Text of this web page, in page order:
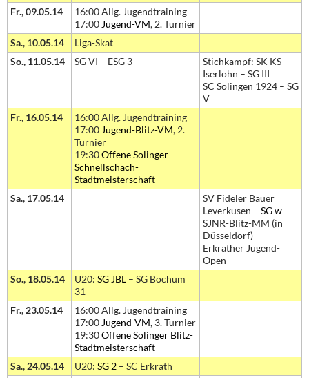
Fr., 09.05.14
16:00 Allg. Jugendtraining
17:00 Jugend-VM, 2. Turnier
Sa., 10.05.14
Liga-Skat
So., 11.05.14
SG VI – ESG 3
Stichkampf: SK KS
Iserlohn – SG III
SC Solingen 1924 – SG
V
Fr., 16.05.14
16:00 Allg. Jugendtraining
17:00 Jugend-Blitz-VM, 2.
Turnier
19:30Offene Solinger
Schnellschach-
Stadtmeisterschaft
Sa., 17.05.14
SV Fideler Bauer
Leverkusen – SG w
SJNR-Blitz-MM (in
Düsseldorf)
Erkrather Jugend-
Open
So., 18.05.14
U20: SG JBL – SG Bochum
31
Fr., 23.05.14
16:00 Allg. Jugendtraining
17:00 Jugend-VM, 3. Turnier
19:30Offene Solinger Blitz-
Stadtmeisterschaft
Sa., 24.05.14
U20: SG 2 – SC Erkrath